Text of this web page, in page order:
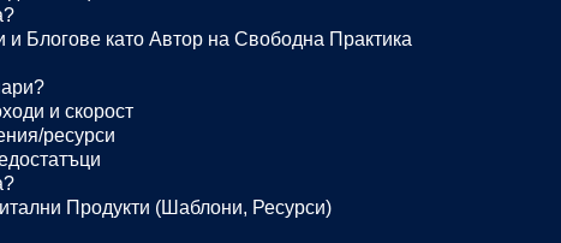
и Блогове като Автор на Свободна Практика
и скорост
ресурси
Продукти (Шаблони, Ресурси)